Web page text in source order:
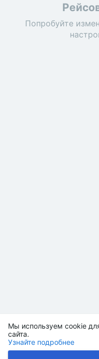
Мы используем cookie
сайта.
Узнайте подробнее
Попробуйте